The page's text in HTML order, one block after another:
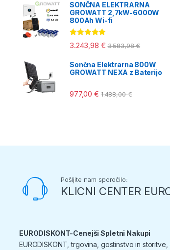
SONČNA ELEKTRARNA
GROWATT 2,7kW-6000W
800Ah Wi-fi
Ocenjeno
5.00od 5
3.243,98 € 3.583,98€
Sončna Elektrarna 800W
GROWATT NEXA z Baterijo
977,00€ 1.488,00€
Pošljite nam sporočilo:
KLICNI CENTER
EURODISKONT-Cenejši Spletni Nakupi
EURODISKONT, trgovina, gostinstvo in storitve,